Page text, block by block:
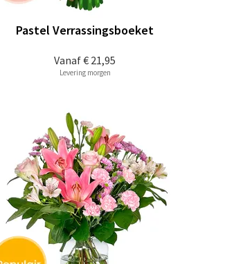
Vanaf€ 21,95
Pastel Verrassingsboeket
Levering morgen